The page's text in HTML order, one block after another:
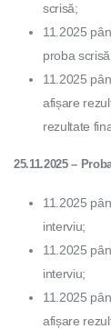
scrisă;
11.2025
proba
11.2025
afișare
rezultate
25.11.2025–
11.2025
interviu;
11.2025
interviu;
11.2025
afișare